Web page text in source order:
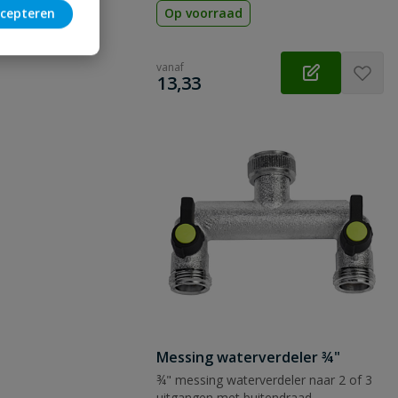
Op voorraad
vanaf
€
13,33
Messing waterverdeler ¾"
¾" messing waterverdeler naar 2 of 3